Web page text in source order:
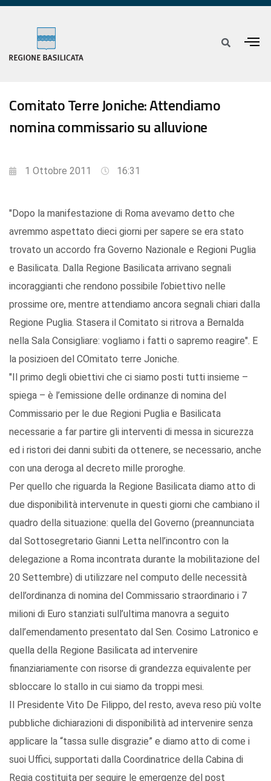
Comitato Terre Joniche: Attendiamo
nomina commissario su alluvione
1 Ottobre 2011 16:31
"Dopo la manifestazione di Roma avevamo detto che
avremmo aspettato dieci giorni per sapere se era stato
trovato un accordo fra Governo Nazionale e Regioni Puglia
e Basilicata. Dalla Regione Basilicata arrivano segnali
incoraggianti che rendono possibile l’obiettivo nelle
prossime ore, mentre attendiamo ancora segnali chiari dalla
Regione Puglia. Stasera il Comitato si ritrova a Bernalda
nella Sala Consigliare: vogliamo i fatti o sapremo reagire". E
la posizioen del COmitato terre Joniche.
"Il primo degli obiettivi che ci siamo posti tutti insieme –
spiega – è l’emissione delle ordinanze di nomina del
Commissario per le due Regioni Puglia e Basilicata
necessarie a far partire gli interventi di messa in sicurezza
ed i ristori dei danni subiti da ottenere, se necessario, anche
con una deroga al decreto mille proroghe.
Per quello che riguarda la Regione Basilicata diamo atto di
due disponibilità intervenute in questi giorni che cambiano il
quadro della situazione: quella del Governo (preannunciata
dal Sottosegretario Gianni Letta nell’incontro con la
delegazione a Roma incontrata durante la mobilitazione del
20 Settembre) di utilizzare nel computo delle necessità
dell’ordinanza di nomina del Commissario straordinario i 7
milioni di Euro stanziati sull’ultima manovra a seguito
dall’emendamento presentato dal Sen. Cosimo Latronico e
quella della Regione Basilicata ad intervenire
finanziariamente con risorse di grandezza equivalente per
sbloccare lo stallo in cui siamo da troppi mesi.
Il Presidente Vito De Filippo, del resto, aveva reso più volte
pubbliche dichiarazioni di disponibilità ad intervenire senza
applicare la “tassa sulle disgrazie” e diamo atto di come i
suoi Uffici, supportati dalla Coordinatrice della Cabina di
Regia costituita per seguire le emergenze del post